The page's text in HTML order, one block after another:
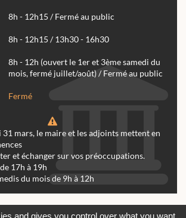
8h - 12h15 / Fermé au public
8h - 12h15 / 13h30 - 16h30
8h - 12h (ouvert le 1er et 3ème samedi du
mois, fermé juillet/août) / Fermé au public
Fermé
mars, le maire et les adjoints mettent en
et échanger sur vos préoccupations.
17h à 19h
du mois de 9h à 12h
and gives you control over what you want